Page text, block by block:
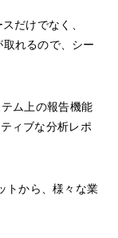
だけでなく、
れるので、シー
ム上の報告機能
ィブな分析レポ
トから、様々な業